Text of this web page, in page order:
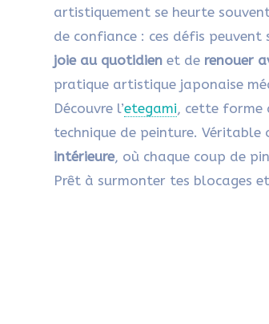
artistiquement se heurte
de confiance : ces défis
joie au quotidien et de renouer
pratique artistique japonaise
Découvre l’etegami, cette forme
technique de peinture.
intérieure, où chaque coup de
Prêt à surmonter tes blocages